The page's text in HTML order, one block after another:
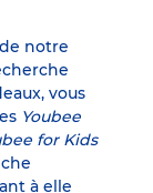
notre
vous
Youbee
for Kids
à elle